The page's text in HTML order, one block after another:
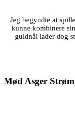
Jeg begyndte at
kunne kombinere
guldnål lader dog
Mød Asger